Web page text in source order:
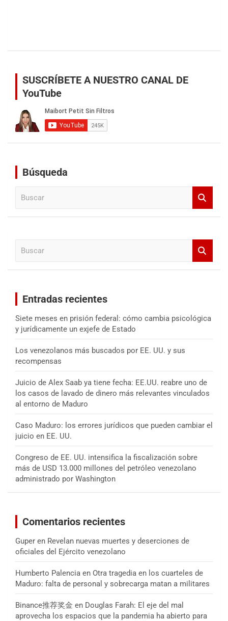
SUSCRÍBETE A NUESTRO CANAL DE
YouTube
Búsqueda
Entradas recientes
Siete meses en prisión federal: cómo cambia psicológica
y jurídicamente un exjefe de Estado
Los venezolanos más buscados por EE. UU. y sus
recompensas
Juicio de Alex Saab ya tiene fecha: EE.UU. reabre uno de
los casos de lavado de dinero más relevantes vinculados
al entorno de Maduro
Caso Maduro: los errores jurídicos que pueden cambiar el
juicio en EE. UU.
Congreso de EE. UU. intensifica la fiscalización sobre
más de USD 13.000 millones del petróleo venezolano
administrado por Washington
Comentarios recientes
Guper en Revelan nuevas muertes y deserciones de
oficiales del Ejército venezolano
Humberto Palencia en Otra tragedia en los cuarteles de
Maduro: falta de personal y sobrecarga matan a militares
Binance推荐奖金 en Douglas Farah: El eje del mal
aprovecha los espacios que la pandemia ha abierto para